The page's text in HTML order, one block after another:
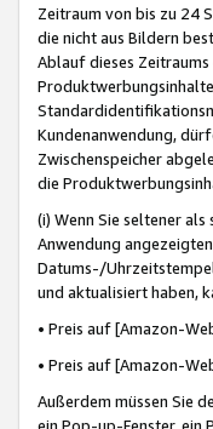
Zeitraum von bis zu 24
die nicht aus Bildern
Ablauf dieses Zeitraums
Kundenanwendung,
Zwischenspeicher
die
(i) Wenn Sie seltener
Anwendung
Datums-/
und aktualisiert haben,
• Preis auf [Amazon-
• Preis auf [Amazon-
Außerdem müssen Sie
ein Pop-up-Fenster, ein